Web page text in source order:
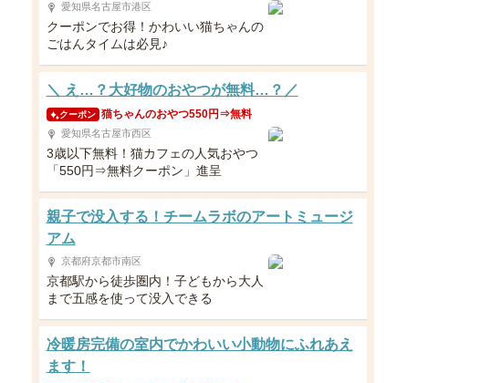
愛知県名古屋市港区
クーポンでお得！かわいい猫ちゃんの
ごはんタイムは必見♪
＼ え…？大好物のおやつが無料…？／
クーポン 猫ちゃんのおやつ550円⇒無料
愛知県名古屋市西区
3歳以下無料！猫カフェの人気おやつ
「550円⇒無料クーポン」進呈
親子で没入する！チームラボのアートミュージ
アム
京都府京都市南区
京都駅から徒歩圏内！子どもから大人
まで五感を使って没入できる
冷暖房完備の室内でかわいい小動物にふれあえ
ます！